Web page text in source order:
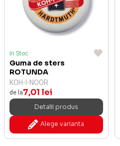
In Stoc
Guma de sters
ROTUNDA
KOH-I-NOOR
de la7,01 lei
Detalii produs
Alege varianta